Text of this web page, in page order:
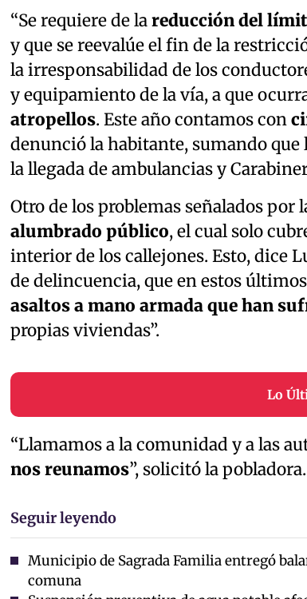
“Se requiere de lareducción del
y que se reevalúe el fin de la
la irresponsabilidad de los
y equipamiento de la vía, a que
atropellos. Este año contamos con
denunció la habitante, sumando
la llegada de ambulancias y
Otro de los problemas señalados por
alumbrado público, el cual solo
interior de los callejones. Esto, dice
de delincuencia, que en estos
asaltos a mano armada que han
propias viviendas”.
Lo
“Llamamos a la comunidad y a las
nos reunamos”, solicitó la pobladora.
Seguir leyendo
Municipio de Sagrada Familia entregó
comuna